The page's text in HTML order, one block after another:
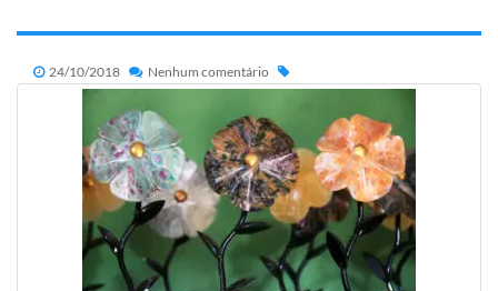
24/10/2018 Nenhum comentário